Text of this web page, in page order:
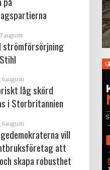
augusti
strömförsörjning
6 augusti
låg skörd
i Storbritannien
6 augusti
vill
att
skapa robusthet